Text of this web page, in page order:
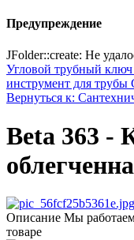
Предупреждение
JFolder::create: Не
Угловой трубный
инструмент для трубы
Вернуться к:
Beta 363 -
Описание Мы
товаре